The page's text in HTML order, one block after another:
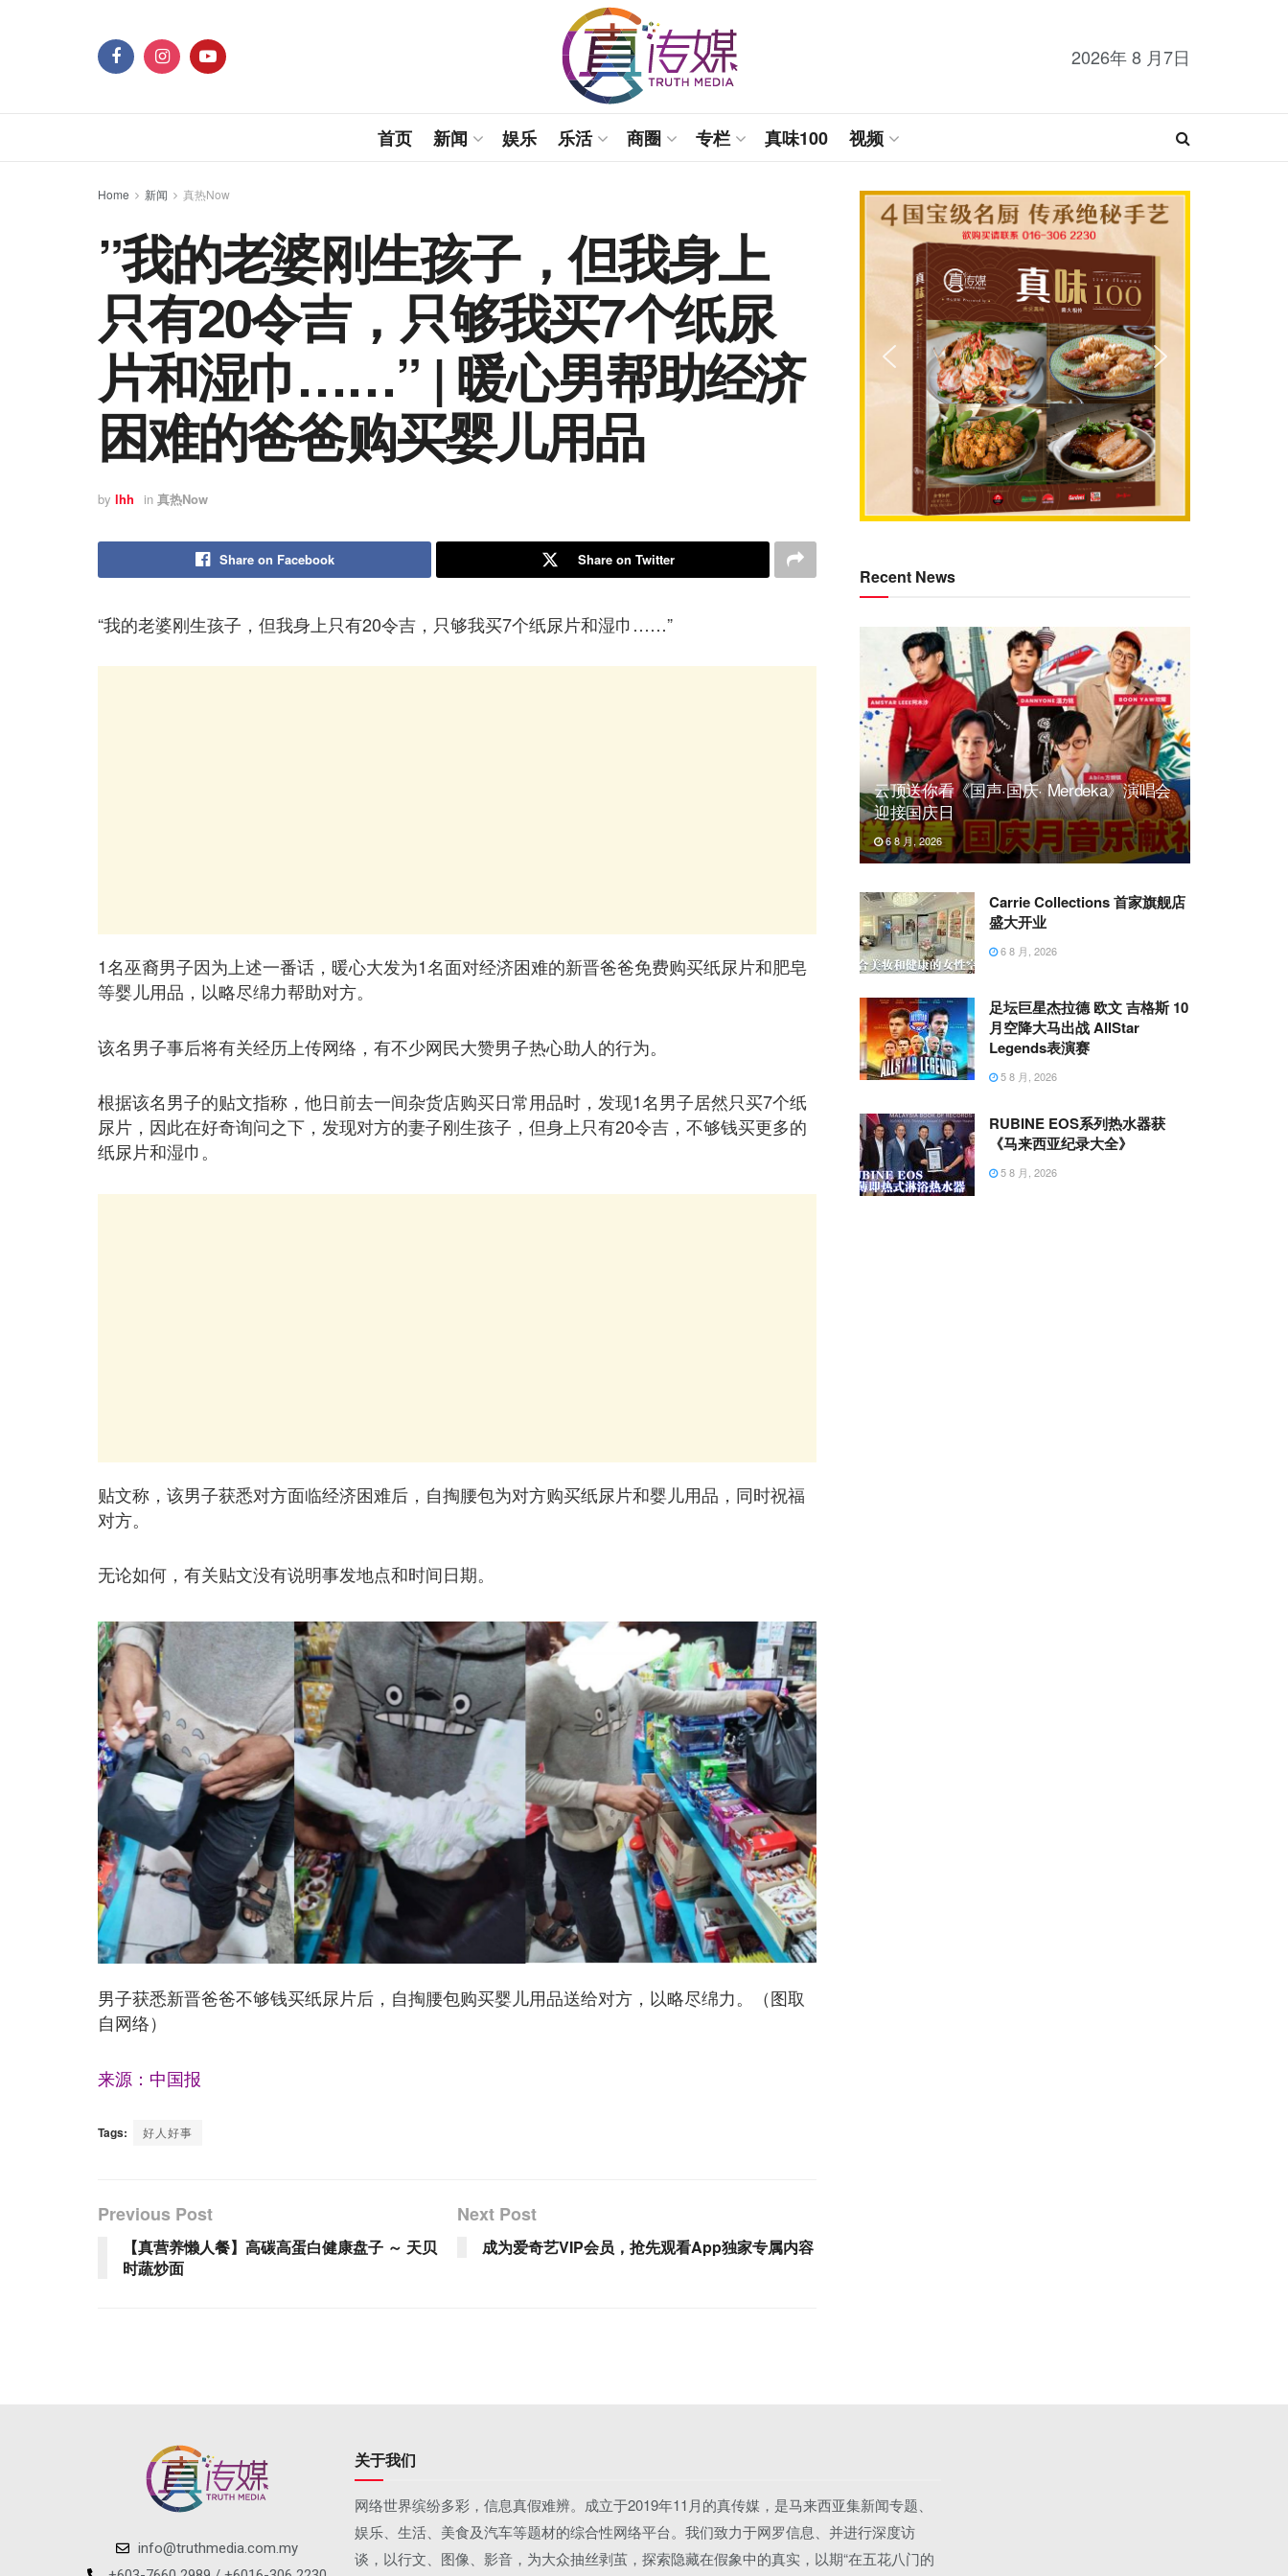
2026年 8 月7日
首页 新闻 娱乐 乐活 商圈 专栏 真味100 视频
Home 新闻 真热Now
”我的老婆刚生孩子，但我身上
只有20令吉，只够我买7个纸尿
片和湿巾……” | 暖心男帮助经济
困难的爸爸购买婴儿用品
by lhh in 真热Now
Share on Facebook Share on Twitter
“我的老婆刚生孩子，但我身上只有20令吉，只够我买7个纸尿片和湿巾……”
1名巫裔男子因为上述一番话，暖心大发为1名面对经济困难的新晋爸爸免费购买纸尿片和肥皂
等婴儿用品，以略尽绵力帮助对方。
该名男子事后将有关经历上传网络，有不少网民大赞男子热心助人的行为。
根据该名男子的贴文指称，他日前去一间杂货店购买日常用品时，发现1名男子居然只买7个纸
尿片，因此在好奇询问之下，发现对方的妻子刚生孩子，但身上只有20令吉，不够钱买更多的
纸尿片和湿巾。
贴文称，该男子获悉对方面临经济困难后，自掏腰包为对方购买纸尿片和婴儿用品，同时祝福
对方。
无论如何，有关贴文没有说明事发地点和时间日期。
男子获悉新晋爸爸不够钱买纸尿片后，自掏腰包购买婴儿用品送给对方，以略尽绵力。（图取
自网络）
来源：中国报
Tags: 好人好事
Previous Post
【真营养懒人餐】高碳高蛋白健康盘子 ～ 天贝
时蔬炒面
Next Post
成为爱奇艺VIP会员，抢先观看App独家专属内容
Recent News
云顶送你看《国声·国庆· Merdeka》演唱会
迎接国庆日
6 8 月, 2026
Carrie Collections 首家旗舰店
盛大开业
6 8 月, 2026
足坛巨星杰拉德 欧文 吉格斯 10
月空降大马出战 AllStar
Legends表演赛
5 8 月, 2026
RUBINE EOS系列热水器获
《马来西亚纪录大全》
5 8 月, 2026
info@truthmedia.com.my
关于我们
网络世界缤纷多彩，信息真假难辨。成立于2019年11月的真传媒，是马来西亚集新闻专题、
娱乐、生活、美食及汽车等题材的综合性网络平台。我们致力于网罗信息、并进行深度访
谈，以行文、图像、影音，为大众抽丝剥茧，探索隐藏在假象中的真实，以期“在五花八门的